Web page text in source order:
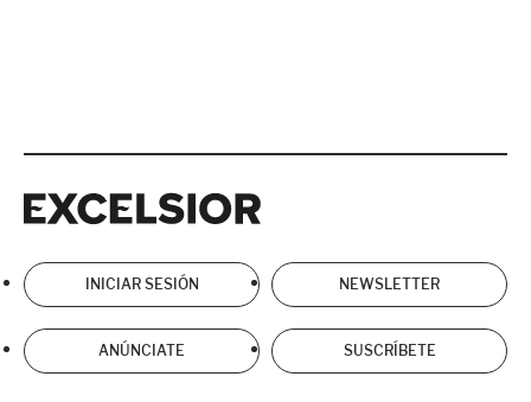
INICIAR SESIÓN NEWSLETTER
ANÚNCIATE SUSCRÍBETE